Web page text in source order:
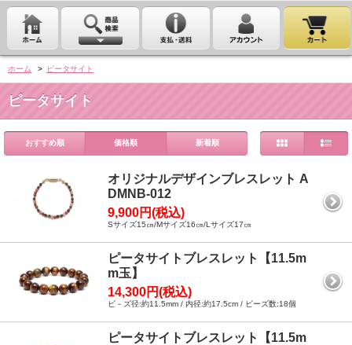
ホーム > ピータサイト
ピータサイト
おすすめ順 価格順 新着順
オリジナルデザインブレスレット A
DMNB-012
9,900円(税込)
Sサイズ15㎝/Mサイズ16㎝/Lサイズ17㎝
ピータサイトブレスレット【11.5m
m玉】
14,300円(税込)
ビ－ズ径:約11.5mm / 内径:約17.5cm / ビーズ数:18個
ピータサイトブレスレット【11.5m